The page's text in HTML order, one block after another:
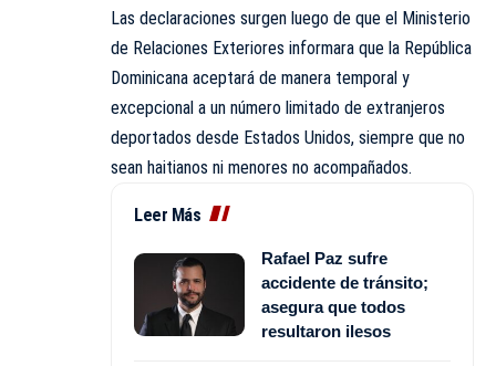
Las declaraciones surgen luego de que el Ministerio
de Relaciones Exteriores informara que la República
Dominicana aceptará de manera temporal y
excepcional a un número limitado de extranjeros
deportados desde Estados Unidos, siempre que no
sean haitianos ni menores no acompañados.
Leer Más
Rafael Paz sufre
accidente de tránsito;
asegura que todos
resultaron ilesos